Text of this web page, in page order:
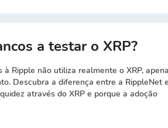
a testar o XRP?
Ripple não utiliza realmente o XRP,
Descubra a diferença entre a RippleNet
através do XRP e porque a adoção